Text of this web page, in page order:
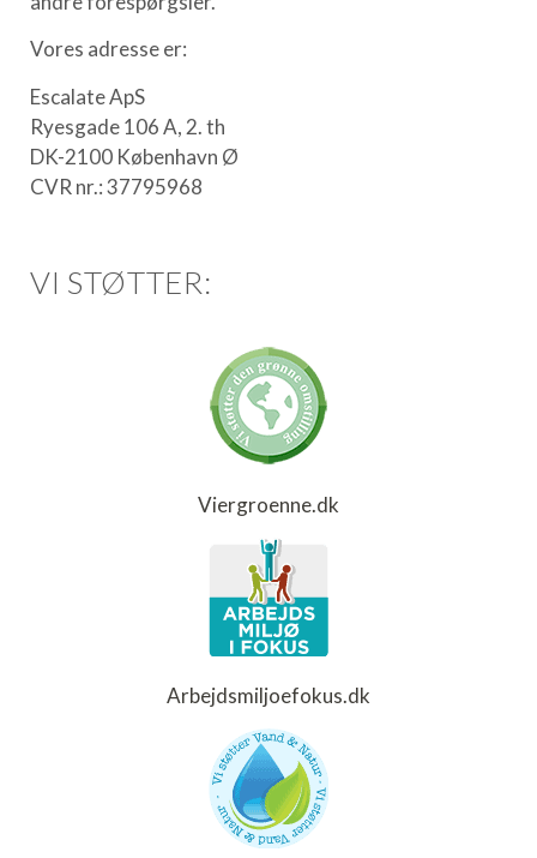
Vores adresse er:
Escalate ApS
Ryesgade 106 A, 2. th
DK-2100 København Ø
CVR nr.: 37795968
VI STØTTER:
Viergroenne.dk
Arbejdsmiljoefokus.dk